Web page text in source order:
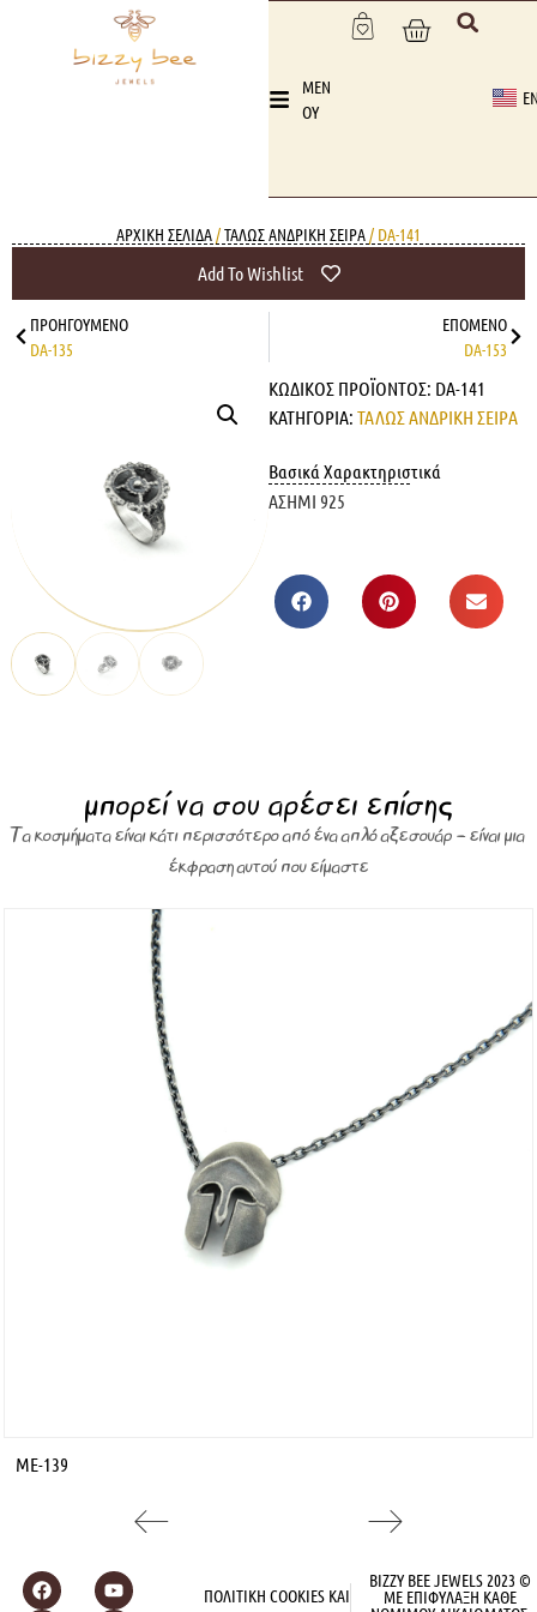
MEN
OY
ΑΡΧΙΚΉ ΣΕΛΊΔΑ/ΤΑΛΩΣ ΑΝΔΡΙΚΗ ΣΕΙΡΑ/ DA-141
Add To Wishlist
ΠΡΟΗΓΟΎΜΕΝΟ
DA-135
ΕΠΌΜΕΝΟ
DA-153
ΚΩΔΙΚΌΣ ΠΡΟΪΌΝΤΟΣ: DA-141
ΚΑΤΗΓΟΡΊΑ: ΤΑΛΩΣ ΑΝΔΡΙΚΗ ΣΕΙΡΑ
Βασικά Χαρακτηριστικά
ΑΣΗΜΙ 925
μπορεί να σου αρέσει επίσης
Τα κοσμήματα είναι κάτι περισσότερο από ένα απλό αξεσουάρ – είναι μια
έκφραση αυτού που είμαστε
ME-139
BIZZY BEE JEWELS 2023 ©
ΜΕ ΕΠΙΦΥΛΑΞΗ ΚΑΘΕ
ΠΟΛΙΤΙΚΗ COOKIES ΚΑΙ